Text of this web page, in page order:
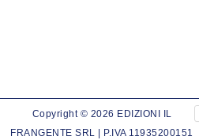
Copyright © 2026 EDIZIONI IL
FRANGENTE SRL | P.IVA 11935200151